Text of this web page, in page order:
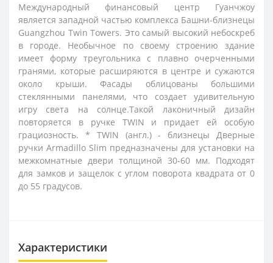
Международный финансовый центр Гуанчжоу
является западной частью комплекса Башни-близнецы
Guangzhou Twin Towers. Это самый высокий небоскреб
в городе. Необычное по своему строению здание
имеет форму треугольника с плавно очерченными
гранями, которые расширяются в центре и сужаются
около крыши. Фасады облицованы большими
стеклянными панелями, что создает удивительную
игру света на солнце.Такой лаконичный дизайн
повторяется в ручке TWIN и придает ей особую
грациозность. * TWIN (англ.) - близнецы Дверные
ручки Armadillo Slim предназначены для установки на
межкомнатные двери толщиной 30-60 мм. Подходят
для замков и защелок с углом поворота квадрата от 0
до 55 градусов.
Характеристики